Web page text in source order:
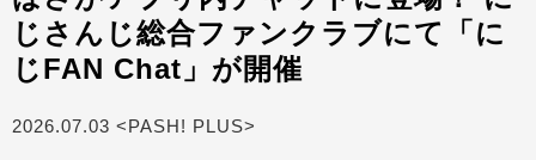
じさんじ総合ファンクラブにて「に
じFAN Chat」が開催
2026.07.03 <PASH! PLUS>